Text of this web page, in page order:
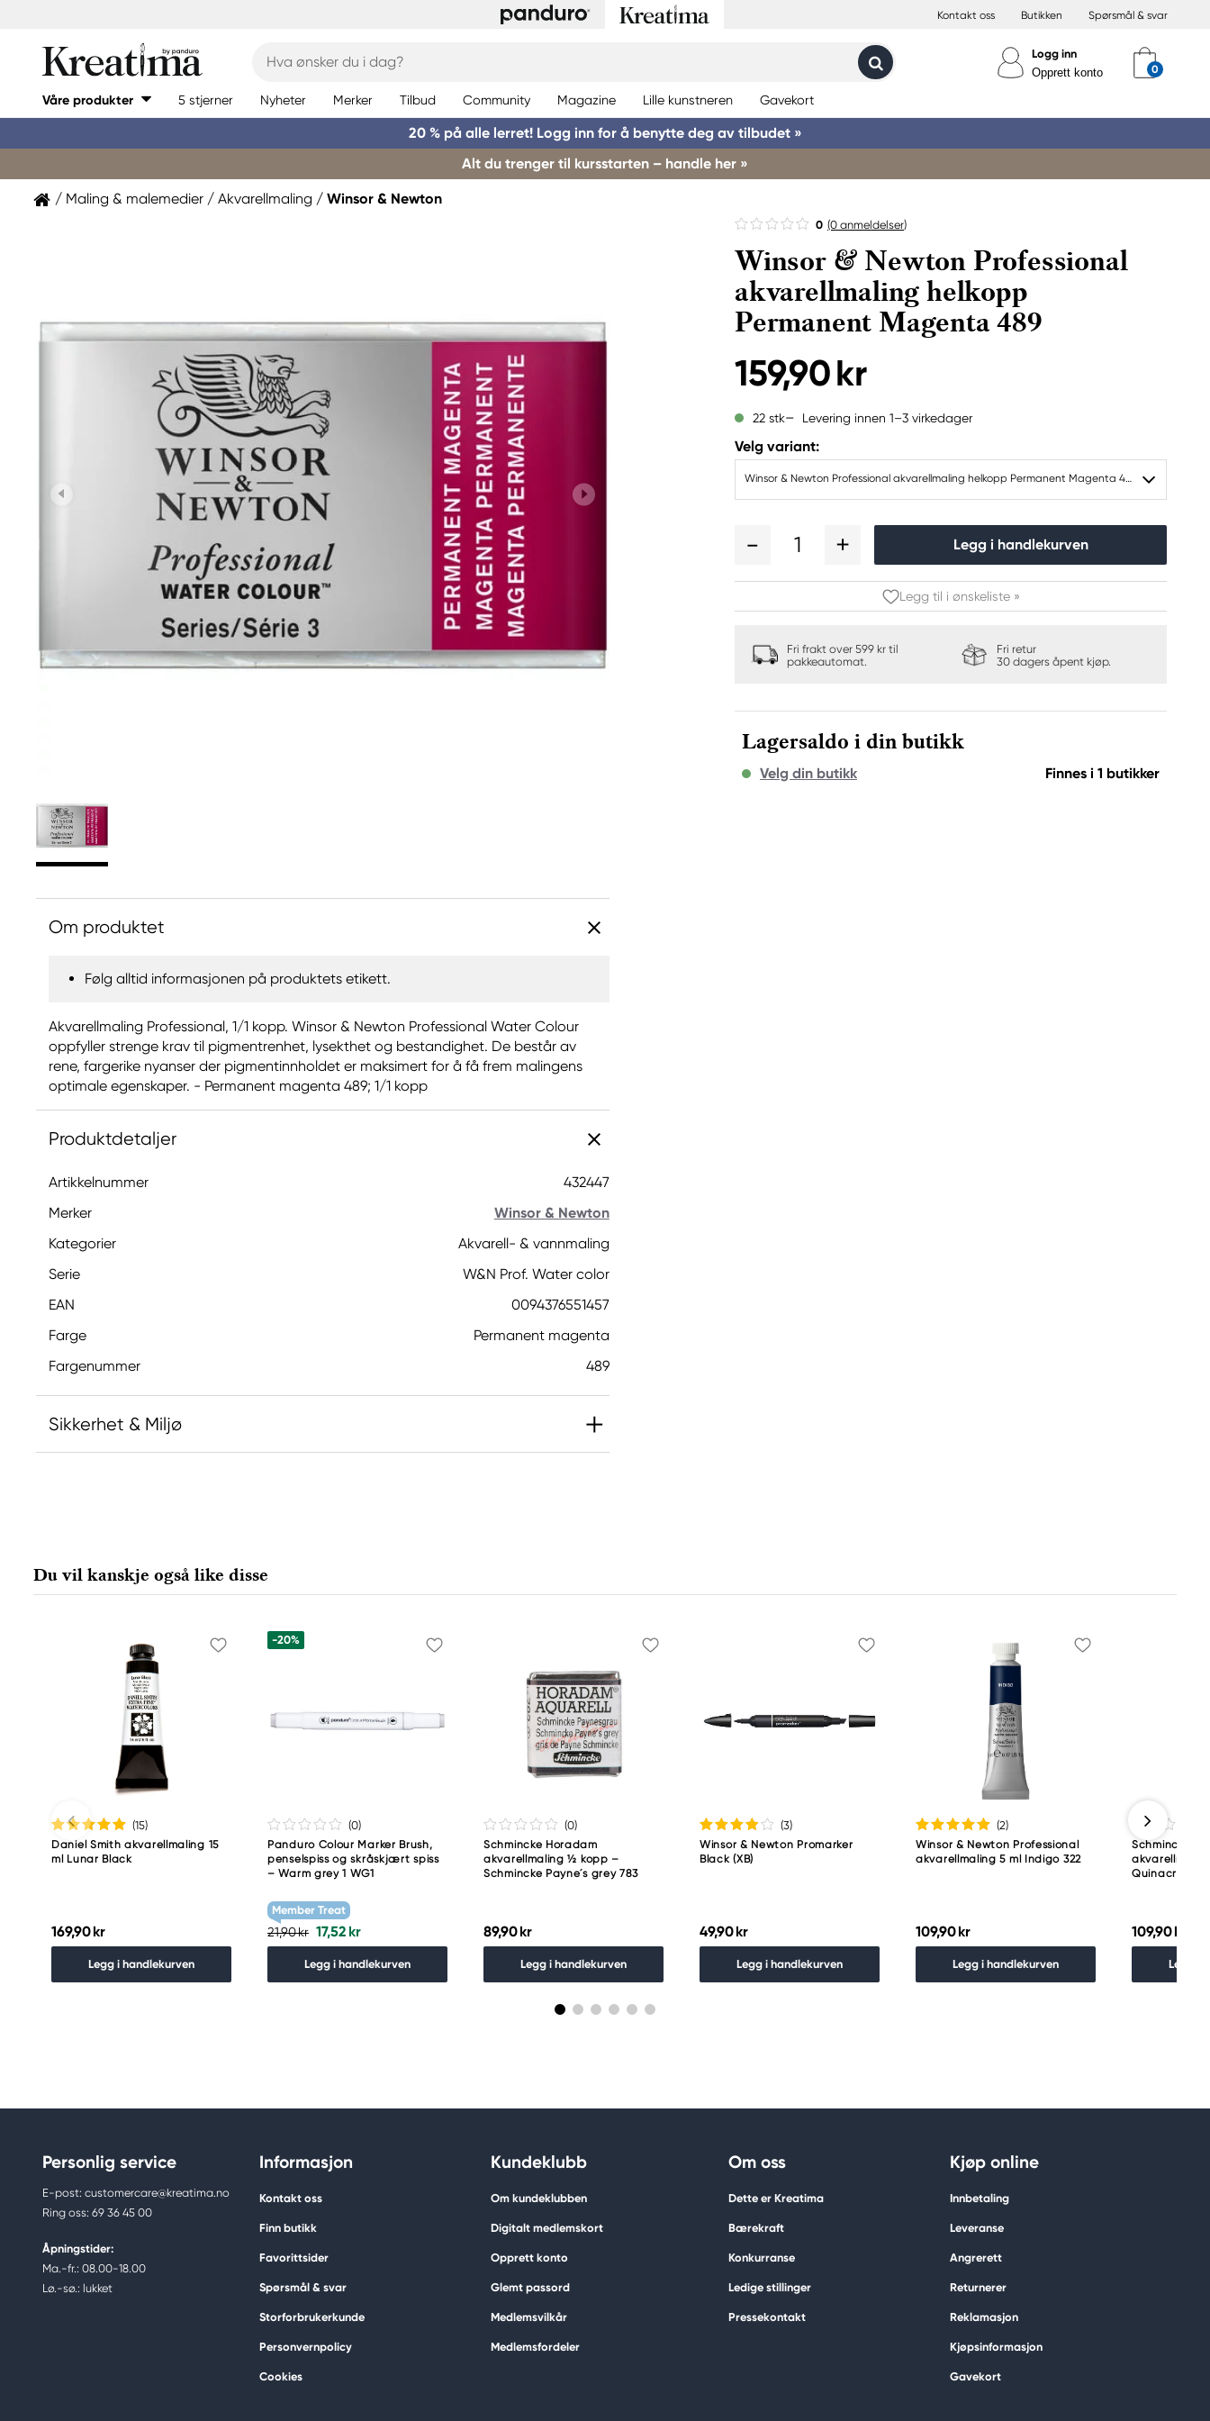
Kontakt oss Butikken Spørsmål & svar
Logg inn
Opprett konto
Våre produkter 5 stjerner Nyheter Merker Tilbud Community Magazine Lille kunstneren Gavekort
20 % på alle lerret! Logg inn for å benytte deg av tilbudet »
Alt du trenger til kursstarten – handle her »
Maling & malemedier Akvarellmaling Winsor & Newton
0 (0 anmeldelser)
Winsor & Newton Professional
akvarellmaling helkopp
Permanent Magenta 489
159,90 kr
22 stk Levering innen 1–3 virkedager
Velg variant:
Winsor & Newton Professional akvarellmaling helkopp Permanent Magenta 489
1 Legg i handlekurven
Legg til i ønskeliste »
Fri frakt over 599 kr til
pakkeautomat.
Fri retur
30 dagers åpent kjøp.
Lagersaldo i din butikk
Velg din butikk Finnes i 1 butikker
Om produktet
Følg alltid informasjonen på produktets etikett.
Akvarellmaling Professional, 1/1 kopp. Winsor & Newton Professional Water Colour
oppfyller strenge krav til pigmentrenhet, lysekthet og bestandighet. De består av
rene, fargerike nyanser der pigmentinnholdet er maksimert for å få frem malingens
optimale egenskaper. - Permanent magenta 489; 1/1 kopp
Produktdetaljer
Artikkelnummer
432447
Merker
Winsor & Newton
Kategorier
Akvarell- & vannmaling
Serie
W&N Prof. Water color
EAN
0094376551457
Farge
Permanent magenta
Fargenummer
489
Sikkerhet & Miljø
Winsor & Newton
61930 Trosa, Sweden
info@colart.se
Du vil kanskje også like disse
(15)
Daniel Smith akvarellmaling 15
ml Lunar Black
169,90 kr
Legg i handlekurven
-20%
(0)
Panduro Colour Marker Brush,
penselspiss og skråskjært spiss
– Warm grey 1 WG1
Member Treat
21,90 kr 17,52 kr
Legg i handlekurven
(0)
Schmincke Horadam
akvarellmaling ½ kopp –
Schmincke Payne´s grey 783
89,90 kr
Legg i handlekurven
(3)
Winsor & Newton Promarker
Black (XB)
49,90 kr
Legg i handlekurven
(2)
Winsor & Newton Professional
akvarellmaling 5 ml Indigo 322
109,90 kr
Legg i handlekurven
Schmincke
Quinacridone
109,90 kr
Legg i
Personlig service
E-post: customercare@kreatima.no
Ring oss: 69 36 45 00
Åpningstider:
Ma.-fr.: 08.00-18.00
Lø.-sø.: lukket
Informasjon
Kontakt oss
Finn butikk
Favorittsider
Spørsmål & svar
Storforbrukerkunde
Personvernpolicy
Cookies
Kundeklubb
Om kundeklubben
Digitalt medlemskort
Opprett konto
Glemt passord
Medlemsvilkår
Medlemsfordeler
Om oss
Dette er Kreatima
Bærekraft
Konkurranse
Ledige stillinger
Pressekontakt
Kjøp online
Innbetaling
Leveranse
Angrerett
Returnerer
Reklamasjon
Kjøpsinformasjon
Gavekort